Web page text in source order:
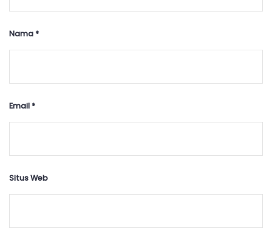
Nama*
Email*
Situs Web